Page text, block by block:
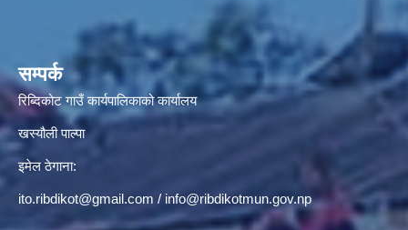
सम्पर्क
रिब्दिकोट गाउँ कार्यपालिकाको कार्यालय
खस्यौली पाल्पा
इमेल ठेगाना:
ito.ribdikot@gmail.com / info@ribdikotmun.gov.np